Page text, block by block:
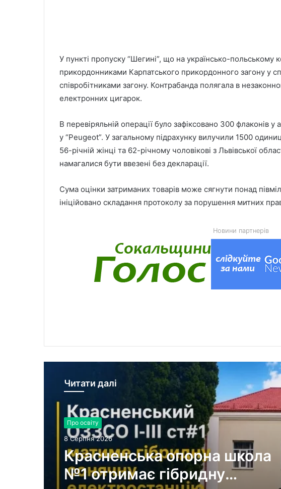
У пункті пропуску “Шегині”, що на українсько-польському
прикордонниками Карпатського прикордонного загону у
співробітниками загону. Контрабанда полягала в
електронних цигарок.
В перевіряльній операції було зафіксовано 300 флаконів у
у “Peugeot”. У загальному підрахунку вилучили 1500
56-річній жінці та 62-річному чоловікові з Львівської
намагалися бути ввезені без декларації.
Сума оцінки затриманих товарів може сягнути понад
ініційовано складання протоколу за порушення митних
Новини партнерів
Читати далі
Про освіту
8 Серпня 2026
Красненська опорна школа
№1 отримає гібридну